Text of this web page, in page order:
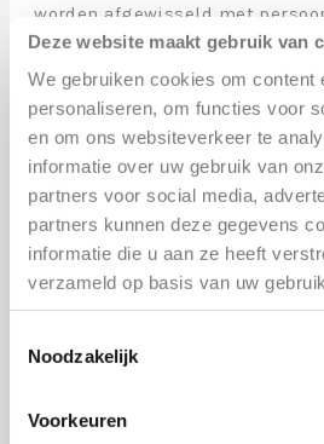
Deze website maakt gebruik van
We gebruiken cookies om content
personaliseren, om functies voor
en om ons websiteverkeer te
informatie over uw gebruik van
partners voor social media,
partners kunnen deze gegevens
informatie die u aan ze heeft
verzameld op basis van uw
Noodzakelijk
Voorkeuren
worden afgewisseld met
zoals die over beider fascinatie
legendarische klassieke
Richter, wiens reuzenhand ooit
kinderhandje van Marietta
van wie Carel een poëtisch
dat hij later speciaal voor
in ‘Rukata na Metchkata’ (‘De
Beer’). Een unieke
en bandoneon
Cultuurhuis Locatie II